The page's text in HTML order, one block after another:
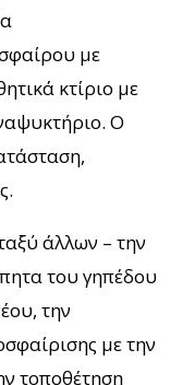
με
κτίριο με
Ο
άλλων – την
του γηπέδου
την
με την
τοποθέτηση